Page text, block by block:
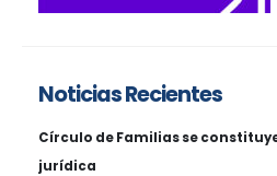
Noticias Recientes
Círculo de Familias se
jurídica